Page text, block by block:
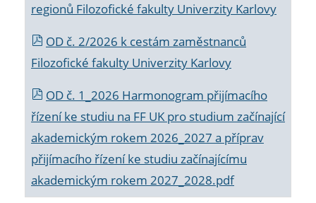
regionů Filozofické fakulty Univerzity Karlovy
OD č. 2/2026 k cestám zaměstnanců
Filozofické fakulty Univerzity Karlovy
OD č. 1_2026 Harmonogram přijímacího
řízení ke studiu na FF UK pro studium začínající
akademickým rokem 2026_2027 a příprav
přijímacího řízení ke studiu začínajícímu
akademickým rokem 2027_2028.pdf